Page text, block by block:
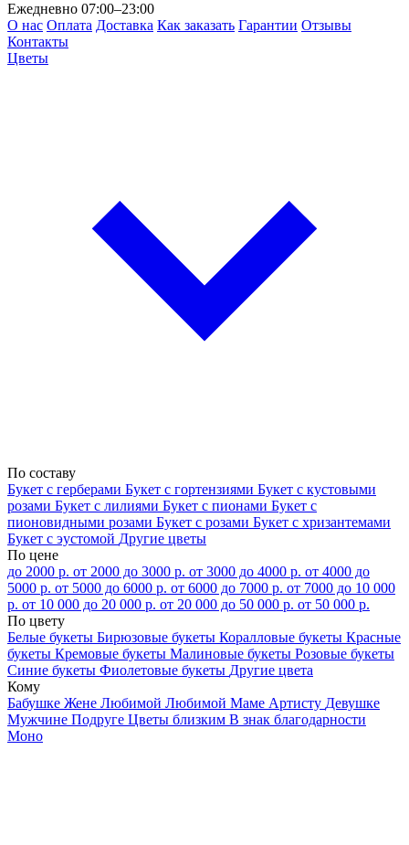
Ежедневно 07:00–23:00
О нас Оплата Доставка Как заказать Гарантии Отзывы
Контакты
Цветы
По составу
Букет с герберами Букет с гортензиями Букет с кустовыми
розами Букет с лилиями Букет с пионами Букет с
пионовидными розами Букет с розами Букет с хризантемами
Букет с эустомой Другие цветы
По цене
до 2000 р. от 2000 до 3000 р. от 3000 до 4000 р. от 4000 до
5000 р. от 5000 до 6000 р. от 6000 до 7000 р. от 7000 до 10 000
р. от 10 000 до 20 000 р. от 20 000 до 50 000 р. от 50 000 р.
По цвету
Белые букеты Бирюзовые букеты Коралловые букеты Красные
букеты Кремовые букеты Малиновые букеты Розовые букеты
Синие букеты Фиолетовые букеты Другие цвета
Кому
Бабушке Жене Любимой Любимой Маме Артисту Девушке
Мужчине Подруге Цветы близким В знак благодарности
Моно